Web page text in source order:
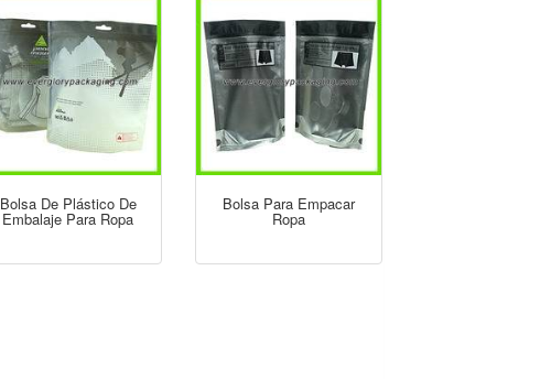
Bolsa De Plástico De
Embalaje Para Ropa
Bolsa Para Empacar
Ropa